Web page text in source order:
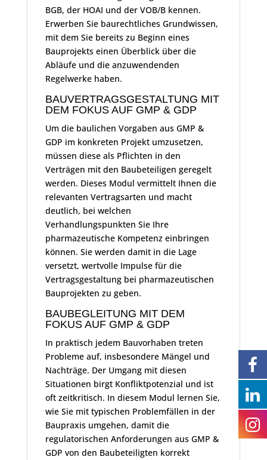
BGB, der HOAI und der VOB/B kennen.
Erwerben Sie baurechtliches Grundwissen,
mit dem Sie bereits zu Beginn eines
Bauprojekts einen Überblick über die
Abläufe und die anzuwendenden
Regelwerke haben.
BAUVERTRAGSGESTALTUNG MIT
DEM FOKUS AUF GMP & GDP
Um die baulichen Vorgaben aus GMP &
GDP im konkreten Projekt umzusetzen,
müssen diese als Pflichten in den
Verträgen mit den Baubeteiligen geregelt
werden. Dieses Modul vermittelt Ihnen die
relevanten Vertragsarten und macht
deutlich, bei welchen
Verhandlungspunkten Sie Ihre
pharmazeutische Kompetenz einbringen
können. Sie werden damit in die Lage
versetzt, wertvolle Impulse für die
Vertragsgestaltung bei pharmazeutischen
Bauprojekten zu geben.
BAUBEGLEITUNG MIT DEM
FOKUS AUF GMP & GDP
In praktisch jedem Bauvorhaben treten
Probleme auf, insbesondere Mängel und
Nachträge. Der Umgang mit diesen
Situationen birgt Konfliktpotenzial und ist
oft zeitkritisch. In diesem Modul lernen Sie,
wie Sie mit typischen Problemfällen in der
Baupraxis umgehen, damit die
regulatorischen Anforderungen aus GMP &
GDP von den Baubeteiligten korrekt